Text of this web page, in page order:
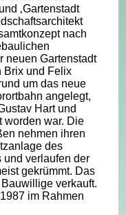
‚Gartenstadt
nach
neuen Gartenstadt
Brix und Felix
um das neue
angelegt,
Hart und
worden war. Die
nehmen ihren
des
und verlaufen der
gekrümmt. Das
verkauft.
im Rahmen